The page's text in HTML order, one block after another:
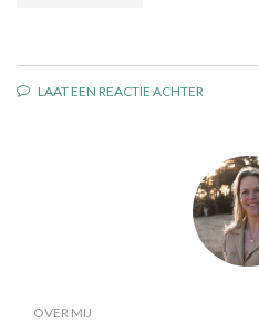
LAAT EEN REACTIE ACHTER
OVER MIJ